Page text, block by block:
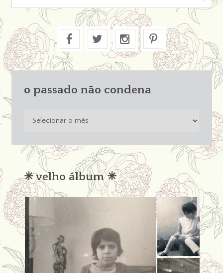
o passado não condena
condena
✳︎ velho álbum ✳︎